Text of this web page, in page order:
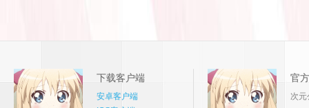
下载客户端
安卓客户端
官
次元